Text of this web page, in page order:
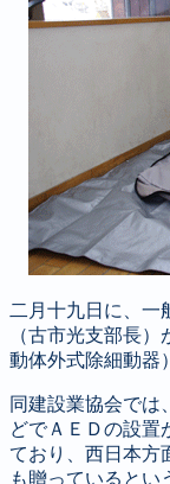
MENU
イベント紹介
投稿コーナー
新聞
定期購読の
第４回 八ヶ
二月十九日に、一
（古市光支部長
動体外式除細動器
同建設業協会では
どでＡＥＤの設置
ており、西日本方
も贈っているとい